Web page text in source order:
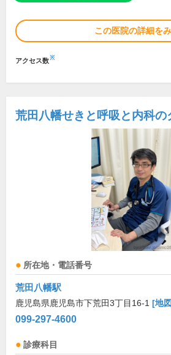
この医院の詳細を
アクセス数※
荒田八幡せきと呼吸と内科の
所在地・電話番号
荒田八幡駅
鹿児島県鹿児島市下荒田3丁目16-1 [地
099-297-4600
診療科目